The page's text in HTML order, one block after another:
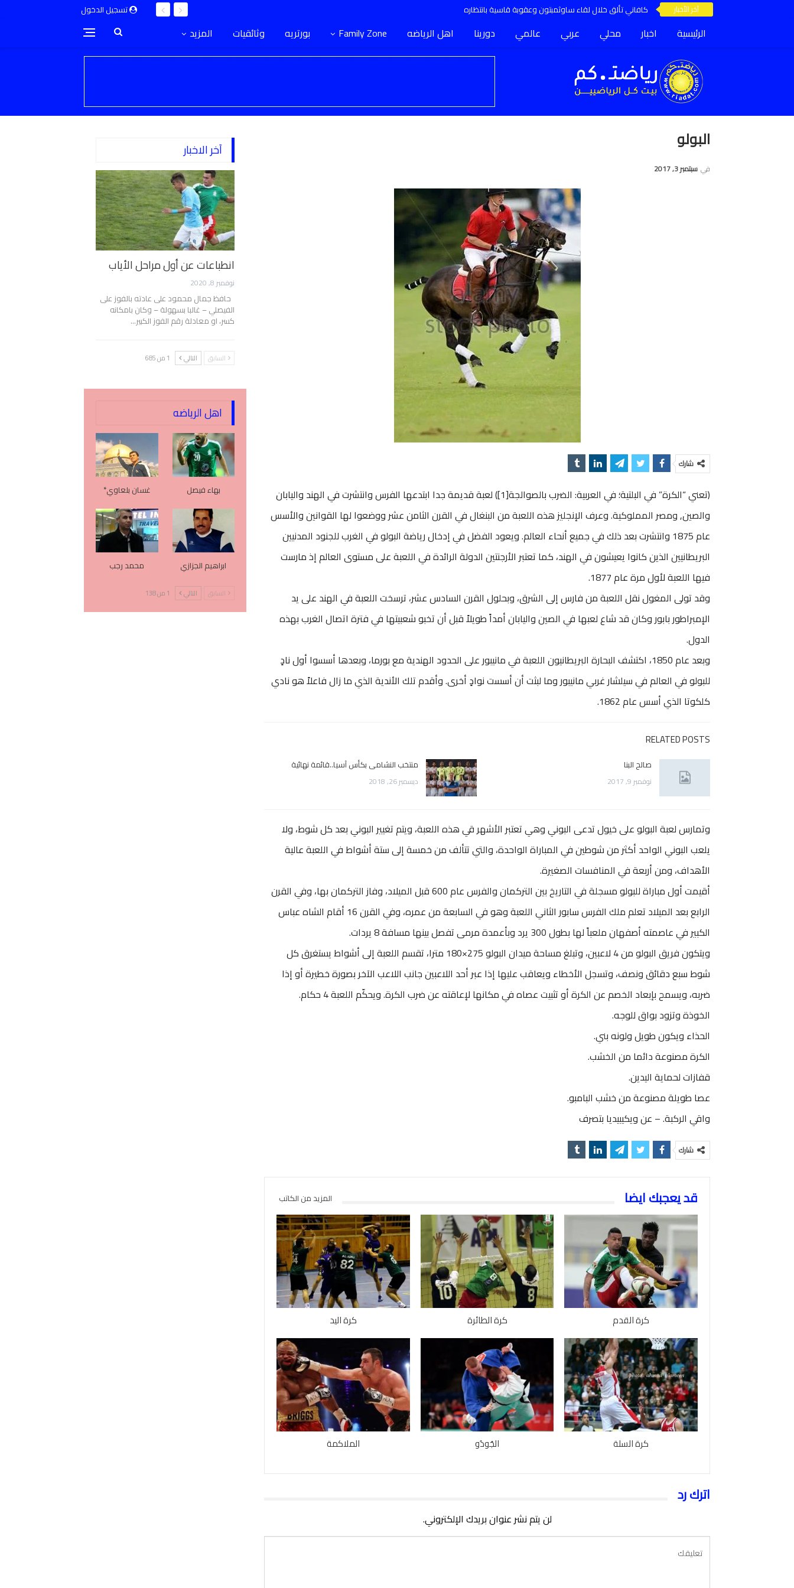
تسجيل الدخول آخر الأخبار كافاني تألق خلال لقاء ساوثمبتون وعقوبة قاسية بانتظاره
الرئيسية اخبار محلي عربي عالمي دورينا اهل الرياضه Family Zone بورتريه وثائقيات المزيد
البولو
في سبتمبر 3, 2017
شارك
(تعني “الكرة” في البلتية؛ في العربية: الضرب بالصوالجة[1]) لعبة قديمة جدا ابتدعها الفرس وانتشرت في الهند واليابان
والصين, ومصر المملوكية. وعرف الإنجليز هذه اللعبة من البنغال في القرن الثامن عشر ووضعوا لها القوانين والأسس
عام 1875 وانتشرت بعد ذلك في جميع أنحاء العالم. ويعود الفضل في إدخال رياضة البولو في الغرب للجنود المدنيين
البريطانيين الذين كانوا يعيشون في الهند، كما تعتبر الأرجنتين الدولة الرائدة في اللعبة على مستوى العالم إذ مارست
فيها اللعبة لأول مرة عام 1877.
وقد تولى المغول نقل اللعبة من فارس إلى الشرق، وبحلول القرن السادس عشر، ترسخت اللعبة في الهند على يد
الإمبراطور بابور وكان قد شاع لعبها في الصين واليابان أمداً طويلاً قبل أن تخبو شعبيتها في فترة اتصال الغرب بهذه
الدول.
وبعد عام 1850، اكتشف البحارة البريطانيون اللعبة في مانيبور على الحدود الهندية مع بورما، وبعدها أسسوا أول نادٍ
للبولو في العالم في سيلشار غربي مانيبور وما لبثت أن أسست نوادٍ أخرى. وأقدم تلك الأندية الذي ما زال فاعلاً هو نادي
كلكوتا الذي أسس عام 1862.
RELATED POSTS
صالح البنا
نوفمبر 9, 2017
منتخب النشامى بكأس آسيا..قائمة نهائية
ديسمبر 26, 2018
وتمارس لعبة البولو على خيول تدعى البوني وهي تعتبر الأشهر قي هذه اللعبة، ويتم تغيير البوني بعد كل شوط، ولا
يلعب البوني الواحد أكثر من شوطين في المباراة الواحدة، والتي تتألف من خمسة إلى ستة أشواط في اللعبة عالية
الأهداف، ومن أربعة في المنافسات الصغيرة.
أقيمت أول مباراة للبولو مسجلة في التاريخ بين التركمان والفرس عام 600 قبل الميلاد، وفاز التركمان بها، وفي القرن
الرابع بعد الميلاد تعلم ملك الفرس سابور الثاني اللعبة وهو في السابعة من عمره، وفي القرن 16 أقام الشاه عباس
الكبير في عاصمته أصفهان ملعباً لها بطول 300 يرد وبأعمدة مرمى تفصل بينها مسافة 8 يردات.
ويتكون فريق البولو من 4 لاعبين، وتبلغ مساحة ميدان البولو 275×180 مترا، تقسم اللعبة إلى أشواط يستغرق كل
شوط سبع دقائق ونصف، وتسجل الأخطاء ويعاقب عليها إذا عبر أحد اللاعبين جانب اللاعب الآخر بصورة خطيرة أو إذا
ضربه، ويسمح بإبعاد الخصم عن الكرة أو تثبيت عصاه في مكانها لإعاقته عن ضرب الكرة. ويحكّم اللعبة 4 حكام.
الخوذة وتزود بواق للوجه.
الحذاء ويكون طويل ولونه بني.
الكرة مصنوعة دائما من الخشب.
قفازات لحماية اليدين.
عصا طويلة مصنوعة من خشب البامبو.
واقي الركبة. – عن ويكيبيديا بتصرف
شارك
قد يعجبك ايضا المزيد من الكاتب
كرة القدم كرة الطائرة كرة اليد
كرة السلة الجُودُو الملاكمة
اترك رد
لن يتم نشر عنوان بريدك الإلكتروني.
آخر الاخبار
انطباعات عن أول مراحل الأياب
نوفمبر 8, 2020
حافظ جمال محمود على عادته بالفوز على
الفيصلي – غالبا بسهولة – وكان بامكانه
كسر، او معادلة رقم الفوز الكبير…
السابق التالي 1 من 685
اهل الرياضه
بهاء فيصل غسان بلعاوي*
ابراهيم الجزازي محمد رجب
السابق التالي 1 من 138